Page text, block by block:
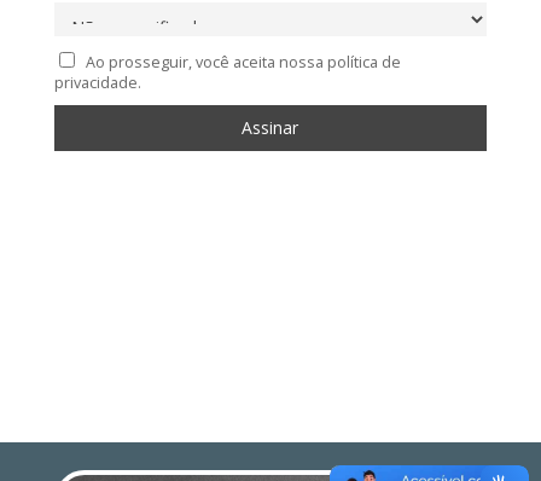
Ao prosseguir, você aceita nossa política de
privacidade.